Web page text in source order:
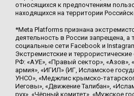
относящихся к предпочтениям
находящихся на территории
*Meta Platforms признана
деятельность в России запрещена,
социальные сети Facebook и
Экстремистские и
РФ: «АУЕ», «Правый сектор», «Азов»,
армия», «ИГИЛ» (ИГ, Исламское
УНСО», «Меджлис крымско-
Иеговы», «Движение Талибан»,
рух», «Чёрный комитет», «Мужское